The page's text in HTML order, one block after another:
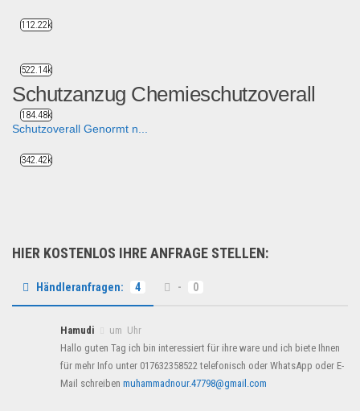
Schutzanzug Chemieschutzoverall
Schutzoverall Genormt n...
HIER KOSTENLOS IHRE ANFRAGE STELLEN:
Händleranfragen: 4 - 0
Hamudi
um Uhr
Hallo guten Tag ich bin interessiert für ihre ware und ich biete Ihnen
für mehr Info unter 017632358522 telefonisch oder WhatsApp oder E-
Mail schreiben muhammadnour.47798@gmail.com
112.22k
522.14k
184.48k
342.42k